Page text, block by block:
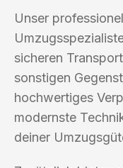
Unser
sicheren
sonstigen
hochwertiges
modernste
deiner